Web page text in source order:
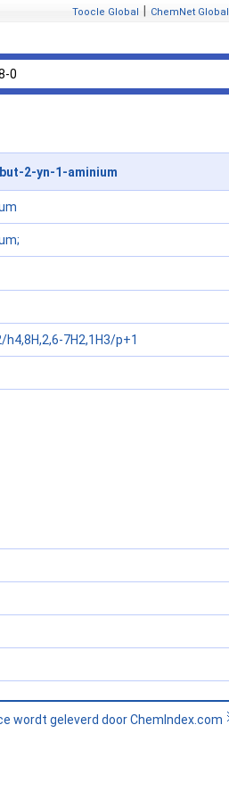
Toocle Global ChemNet Global
2-yn-1-aminium
7H2,1H3/p+1
wordt geleverd door ChemIndex.com